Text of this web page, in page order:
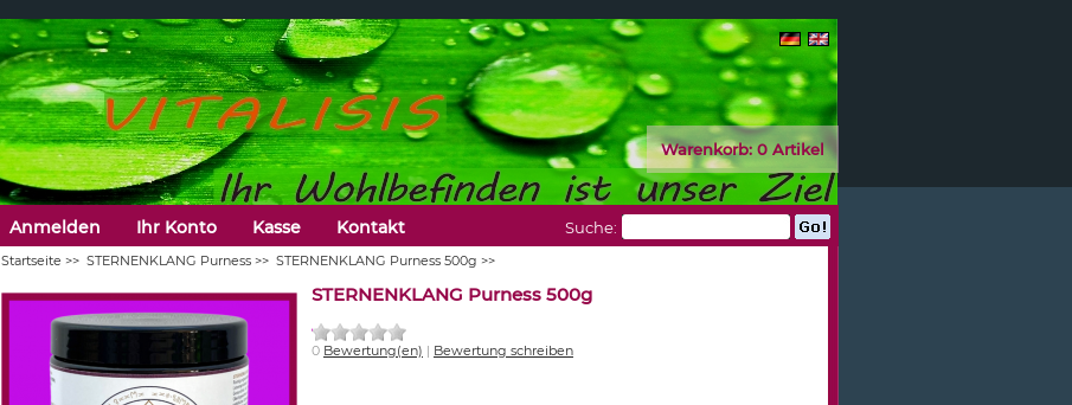
Startseite >> STERNENKLANG Purness >> STERNENKLANG Purness 500g >>
STERNENKLANG Purness 500g
0 Bewertung(en) | Bewertung schreiben
Warenkorb: 0 Artikel
Anmelden Ihr Konto Kasse Kontakt Suche: